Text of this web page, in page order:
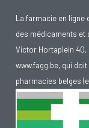
La farmacie en ligne
des médicaments et
Victor Hortaplein 40,
www.fagg.be, qui
pharmacies belges